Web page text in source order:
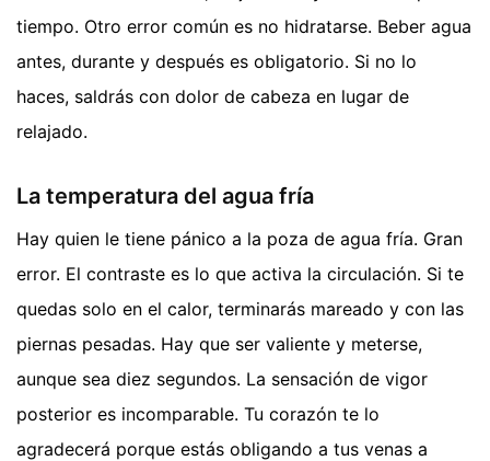
tiempo. Otro error común es no hidratarse. Beber agua
antes, durante y después es obligatorio. Si no lo
haces, saldrás con dolor de cabeza en lugar de
relajado.
La temperatura del agua fría
Hay quien le tiene pánico a la poza de agua fría. Gran
error. El contraste es lo que activa la circulación. Si te
quedas solo en el calor, terminarás mareado y con las
piernas pesadas. Hay que ser valiente y meterse,
aunque sea diez segundos. La sensación de vigor
posterior es incomparable. Tu corazón te lo
agradecerá porque estás obligando a tus venas a